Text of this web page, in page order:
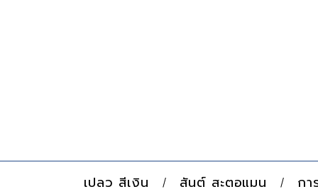
เปลว สีเงิน สันต์ สะตอแมน กา